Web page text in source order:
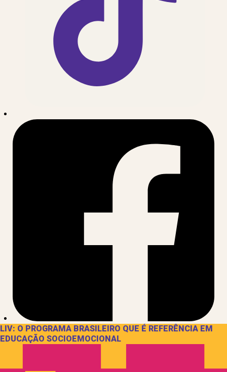
LIV: O PROGRAMA BRASILEIRO QUE É REFERÊNCIA EM
EDUCAÇÃO SOCIOEMOCIONAL